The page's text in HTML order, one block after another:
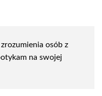
osób z
na swojej